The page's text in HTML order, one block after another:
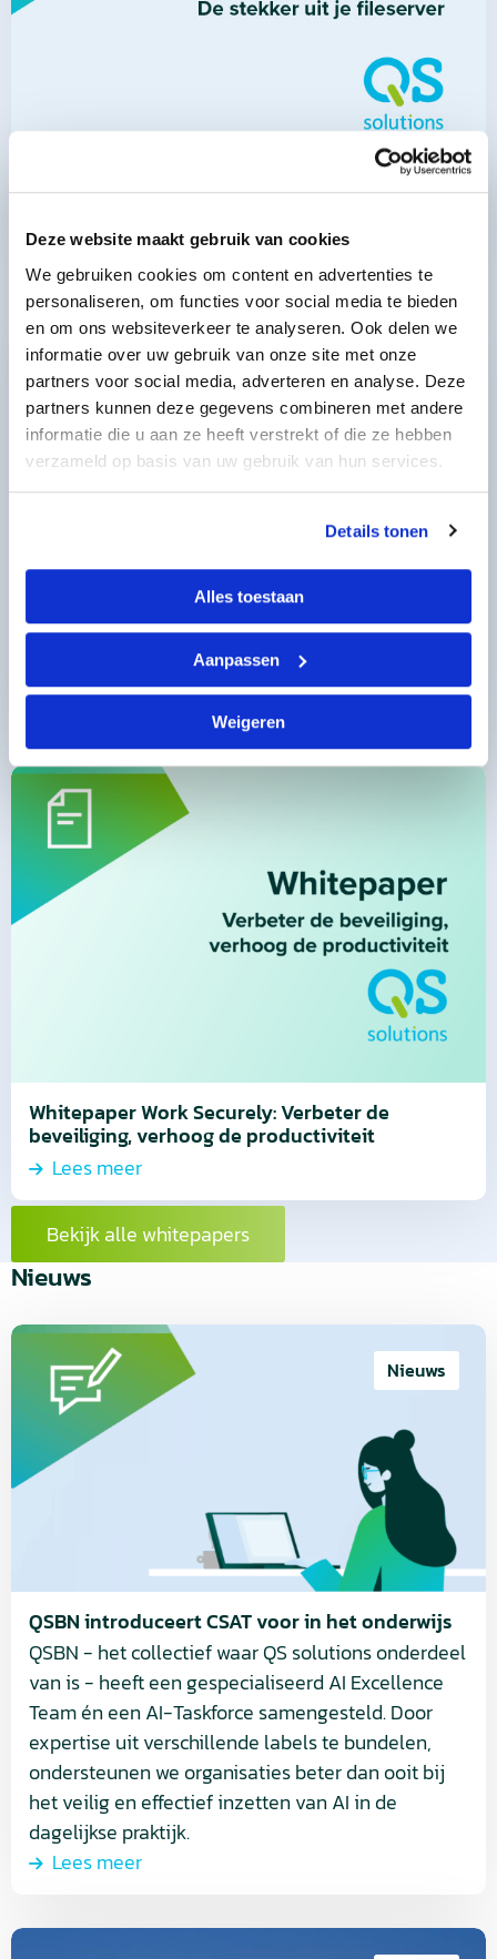
Deze website maakt gebruik van cookies
We gebruiken cookies om content en advertenties te
personaliseren, om functies voor social media te bieden
en om ons websiteverkeer te analyseren. Ook delen we
informatie over uw gebruik van onze site met onze
partners voor social media, adverteren en analyse. Deze
partners kunnen deze gegevens combineren met andere
informatie die u aan ze heeft verstrekt of die ze hebben
verzameld op basis van uw gebruik van hun services.
Details tonen
Alles toestaan
Aanpassen
Weigeren
De stekker uit je fileserver
Lees meer
Lees meer
Lees
meer
over
Lees
meer
Whitepaper Work Securely: Verbeter de
beveiliging, verhoog de productiviteit
Lees meer
Lees
meer
meer
Bekijk alle whitepapers
Nieuws
QSBN introduceert CSAT voor in het onderwijs
Nieuws
QSBN - het collectief waar QS solutions onderdeel
van is - heeft een gespecialiseerd AI Excellence
Team én een AI-Taskforce samengesteld. Door
expertise uit verschillende labels te bundelen,
ondersteunen we organisaties beter dan ooit bij
het veilig en effectief inzetten van AI in de
dagelijkse praktijk.
Lees meer
Lees
meer
introduceert
CSAT
onderwijs
Lees